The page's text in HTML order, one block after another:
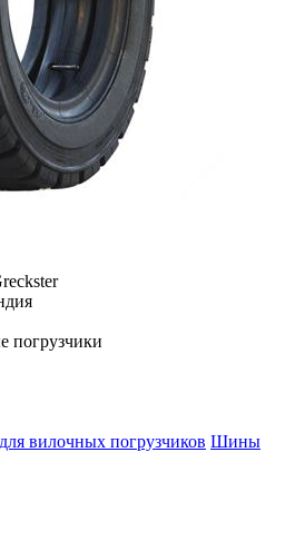
погрузчики
вилочных погрузчиков Шины